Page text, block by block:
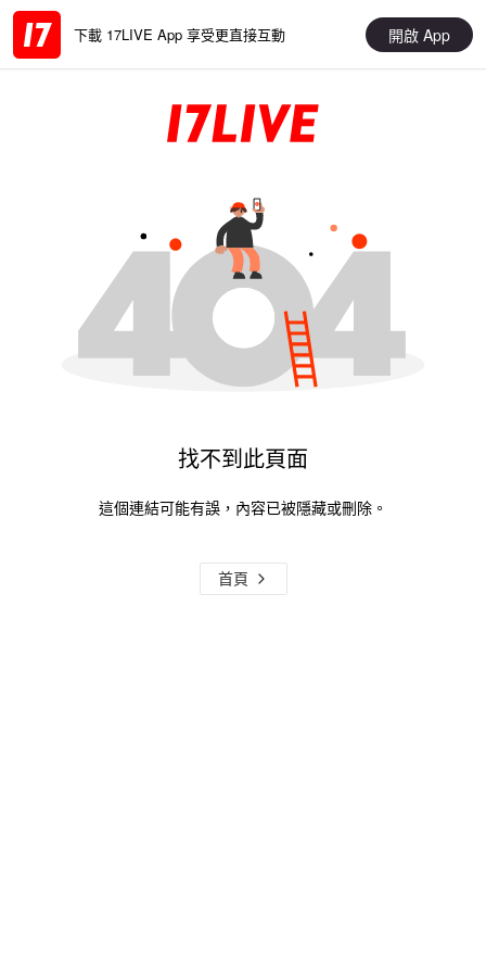
下載 17LIVE App 享受更直接互動 開啟 App
找不到此頁面
這個連結可能有誤，內容已被隱藏或刪除。
首頁